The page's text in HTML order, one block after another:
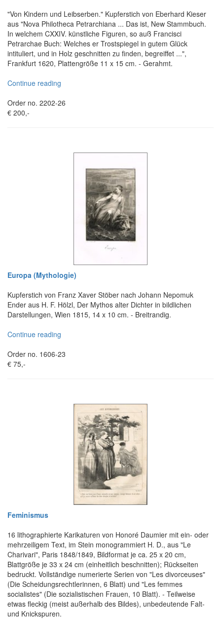
"Von Kindern und Leibserben." Kupferstich von Eberhard Kieser
aus "Nova Philotheca Petrarchiana ... Das ist, New Stammbuch.
In welchem CXXIV. künstliche Figuren, so auß Francisci
Petrarchae Buch: Welches er Trostspiegel in gutem Glück
intituliert, und in Holz geschnitten zu finden, begreiffet ...",
Frankfurt 1620, Plattengröße 11 x 15 cm. - Gerahmt.
Continue reading
Order no. 2202-26
€ 200,-
Europa (Mythologie)
Kupferstich von Franz Xaver Stöber nach Johann Nepomuk
Ender aus H. F. Hölzl, Der Mythos alter Dichter in bildlichen
Darstellungen, Wien 1815, 14 x 10 cm. - Breitrandig.
Continue reading
Order no. 1606-23
€ 75,-
Feminismus
16 lithographierte Karikaturen von Honoré Daumier mit ein- oder
mehrzeiligem Text, im Stein monogrammiert H. D., aus "Le
Charivari", Paris 1848/1849, Bildformat je ca. 25 x 20 cm,
Blattgröße je 33 x 24 cm (einheitlich beschnitten); Rückseiten
bedruckt. Vollständige numerierte Serien von "Les divorceuses"
(Die Scheidungsrechtlerinnen, 6 Blatt) und "Les femmes
socialistes" (Die sozialistischen Frauen, 10 Blatt). - Teilweise
etwas fleckig (meist außerhalb des Bildes), unbedeutende Falt-
und Knickspuren.